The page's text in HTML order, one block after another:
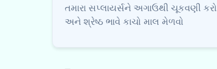
તમારા સપ્લાયર્સને અગાઉથી ચૂકવણી કરો
અને શ્રેષ્ઠ ભાવે કાચો માલ મેળવો